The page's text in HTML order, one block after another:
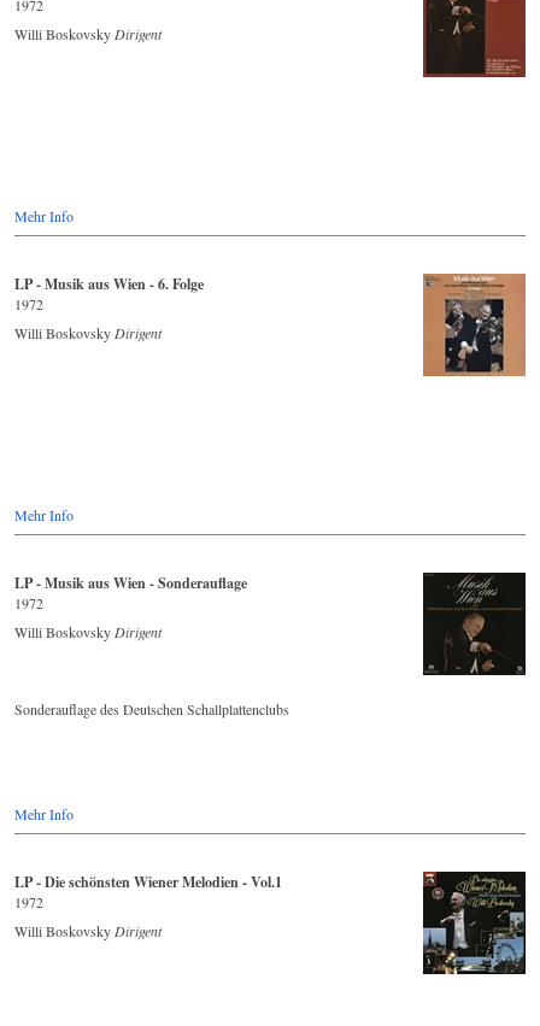
1972
Willi Boskovsky Dirigent
Mehr Info
LP - Musik aus Wien - 6. Folge
1972
Willi Boskovsky Dirigent
Mehr Info
LP - Musik aus Wien - Sonderauflage
1972
Willi Boskovsky Dirigent
Sonderauflage des Deutschen Schallplattenclubs
Mehr Info
LP - Die schönsten Wiener Melodien - Vol.1
1972
Willi Boskovsky Dirigent